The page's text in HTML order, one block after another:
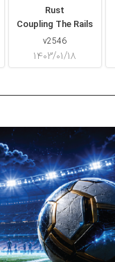
Rust
Coupling The Rails
v2546
۱۴۰۳/۰۱/۱۸